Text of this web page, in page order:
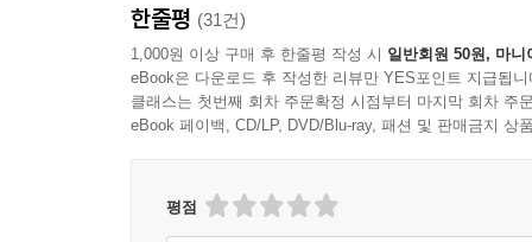
한줄평 (31건)
1,000원 이상 구매 후 한줄평 작성 시 일반회원 50원, 마니
eBook은 다운로드 후 작성한 리뷰만 YES포인트 지급됩니
클래스는 첫번째 회차 주문확정 시점부터 마지막 회차 주
eBook 페이백, CD/LP, DVD/Blu-ray, 패션 및 판매금지 상
평점